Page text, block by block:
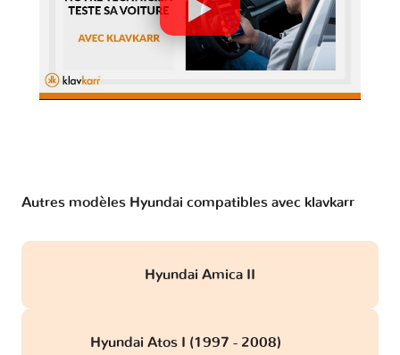
Autres modèles Hyundai compatibles avec klavkarr
Hyundai Amica II
Hyundai Atos I (1997 - 2008)